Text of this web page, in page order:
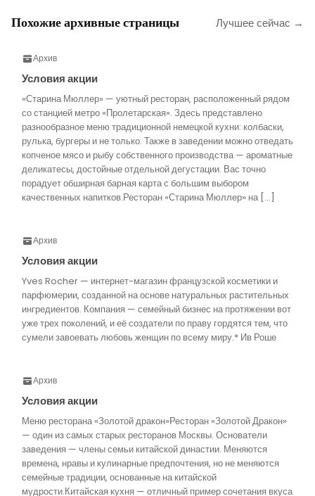
Похожие архивные страницы Лучшее сейчас →
Архив
Условия акции
«Старина Мюллер» — уютный ресторан, расположенный рядом
со станцией метро «Пролетарская». Здесь представлено
разнообразное меню традиционной немецкой кухни: колбаски,
рулька, бургеры и не только. Также в заведении можно отведать
копченое мясо и рыбу собственного производства — ароматные
деликатесы, достойные отдельной дегустации. Вас точно
порадует обширная барная карта с большим выбором
качественных напитков.Ресторан «Старина Мюллер» на […]
Архив
Условия акции
Yves Rocher — интернет-магазин французской косметики и
парфюмерии, созданной на основе натуральных растительных
ингредиентов. Компания — семейный бизнес на протяжении вот
уже трех поколений, и её создатели по праву гордятся тем, что
сумели завоевать любовь женщин по всему миру.* Ив Роше
Архив
Условия акции
Меню ресторана «Золотой дракон»Ресторан «Золотой Дракон»
— один из самых старых ресторанов Москвы. Основатели
заведения — члены семьи китайской династии. Меняются
времена, нравы и кулинарные предпочтения, но не меняются
семейные традиции, основанные на китайской
мудрости.Китайская кухня — отличный пример сочетания вкуса